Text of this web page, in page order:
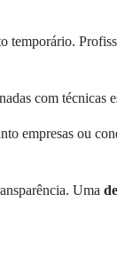
temporário.
com técnicas
empresas ou
Uma